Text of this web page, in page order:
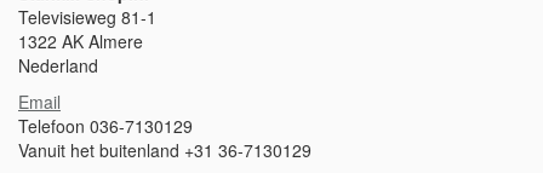
Televisieweg 81-1
1322 AK Almere
Nederland
Email
Telefoon 036-7130129
Vanuit het buitenland +31 36-7130129